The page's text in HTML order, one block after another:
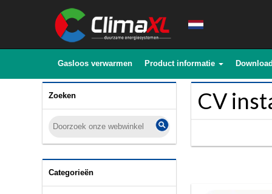
Gasloos verwarmen Product informatie
Zoeken
Categorieën
CV